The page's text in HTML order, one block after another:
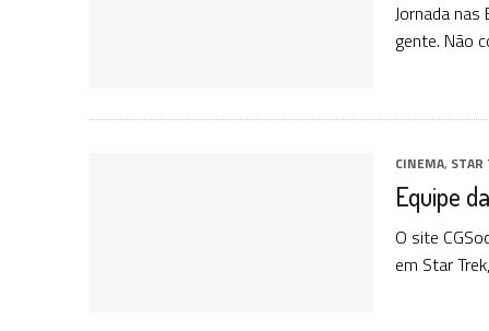
Jornada
gente. Não
CINEMA, STAR
Equipe
O site
em Star